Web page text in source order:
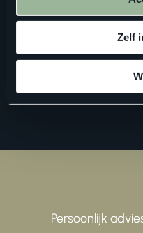
Zelf
Persoonlijk